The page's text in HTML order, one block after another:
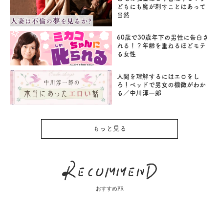
どもにも魔が刺すことはあって
当然
60歳で30歳年下の男性に告白さ
れる！？年齢を重ねるほどモテ
る女性
人間を理解するにはエロをし
ろ！ベッドで男女の機微がわか
る／中川淳一郎
もっと見る
おすすめPR